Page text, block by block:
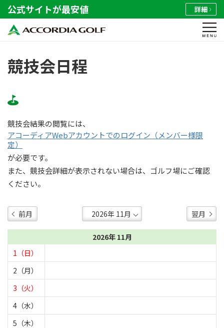
公式サイトが最安値 詳細
競技会日程
競技会結果の閲覧には、
アコーディアWebアカウントでのログイン（メンバー様限
定）
が必要です。
また、競技会詳細が表示されない場合は、ゴルフ場にご確認
ください。
前月 翌月
2026年 11月
1（日）
2（月）
3（火）
4（水）
5（木）